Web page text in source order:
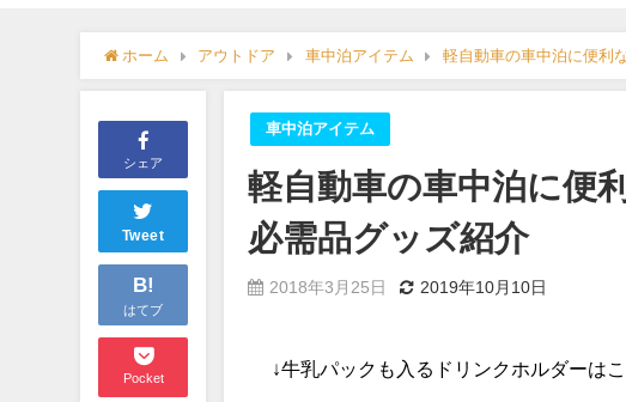
ホーム アウトドア 車中泊アイテム 軽自動車の車中泊に便利
シェア
Tweet
B!
はてブ
Pocket
車中泊アイテム
軽自動車の車中泊に便
必需品グッズ紹介
2018年3月25日 2019年10月10日
↓牛乳パックも入るドリンクホルダーは